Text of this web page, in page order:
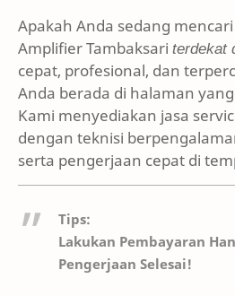
Apakah Anda sedang
Amplifier Tambaksari terdekat
cepat, profesional, dan
Anda berada di halaman
Kami menyediakan jasa
dengan teknisi
serta pengerjaan cepat di
Tips:
Lakukan Pembayaran
Pengerjaan Selesai!